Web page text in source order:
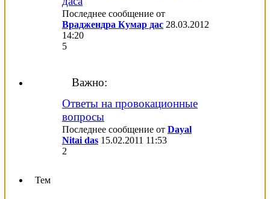
Последнее сообщение от
Враджендра Кумар дас 28.03.2012
14:20
5
Важно:
Ответы на провокационные
вопросы
Последнее сообщение от Dayal
Nitai das 15.02.2011 11:53
2
Тем